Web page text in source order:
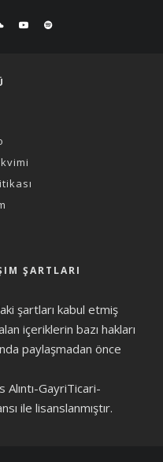
ŞARTLARI
şartları kabul etmiş
içeriklerin bazı hakları
paylaşmadan önce
GayriTicari-
ile lisanslanmıştır.